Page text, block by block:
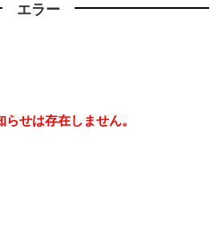
エラー
せは存在しません。